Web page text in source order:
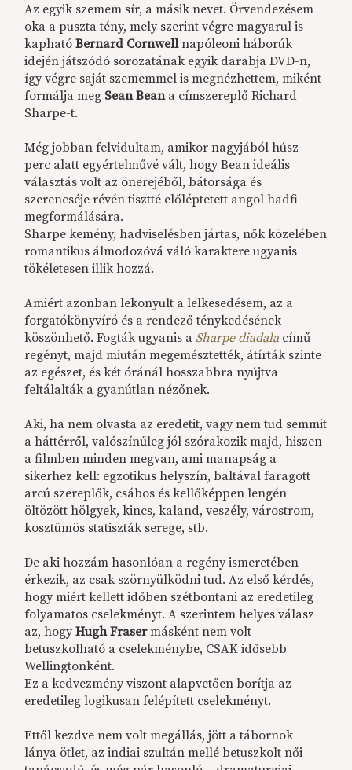
Az egyik szemem sír, a másik nevet. Örvendezésem
oka a puszta tény, mely szerint végre magyarul is
kaphatóBernard Cornwellnapóleoni háborúk
idején játszódó sorozatának egyik darabja DVD-n,
így végre saját szememmel is megnézhettem, miként
formálja meg Sean Beana címszereplő Richard
Sharpe-t.
Még jobban felvidultam, amikor nagyjából húsz
perc alatt egyértelművé vált, hogy Bean ideális
választás volt az önerejéből, bátorsága és
szerencséje révén tisztté előléptetett angol hadfi
megformálására.
Sharpe kemény, hadviselésben jártas, nők közelében
romantikus álmodozóvá váló karaktere ugyanis
tökéletesen illik hozzá.
Amiért azonban lekonyult a lelkesedésem, az a
forgatókönyvíró és a rendező ténykedésének
köszönhető. Fogták ugyanis a Sharpe diadala című
regényt, majd miután megemésztették, átírták szinte
az egészet, és két óránál hosszabbra nyújtva
feltálalták a gyanútlan nézőnek.
Aki, ha nem olvasta az eredetit, vagy nem tud semmit
a háttérről, valószínűleg jól szórakozik majd, hiszen
a filmben minden megvan, ami manapság a
sikerhez kell: egzotikus helyszín, baltával faragott
arcú szereplők, csábos és kellőképpen lengén
öltözött hölgyek, kincs, kaland, veszély, várostrom,
kosztümös statiszták serege, stb.
De aki hozzám hasonlóan a regény ismeretében
érkezik, az csak szörnyülködni tud. Az első kérdés,
hogy miért kellett időben szétbontani az eredetileg
folyamatos cselekményt. A szerintem helyes válasz
az, hogyHugh Frasermásként nem volt
betuszkolható a cselekménybe, CSAK idősebb
Wellingtonként.
Ez a kedvezmény viszont alapvetően borítja az
eredetileg logikusan felépített cselekményt.
Ettől kezdve nem volt megállás, jött a tábornok
lánya ötlet, az indiai szultán mellé betuszkolt női